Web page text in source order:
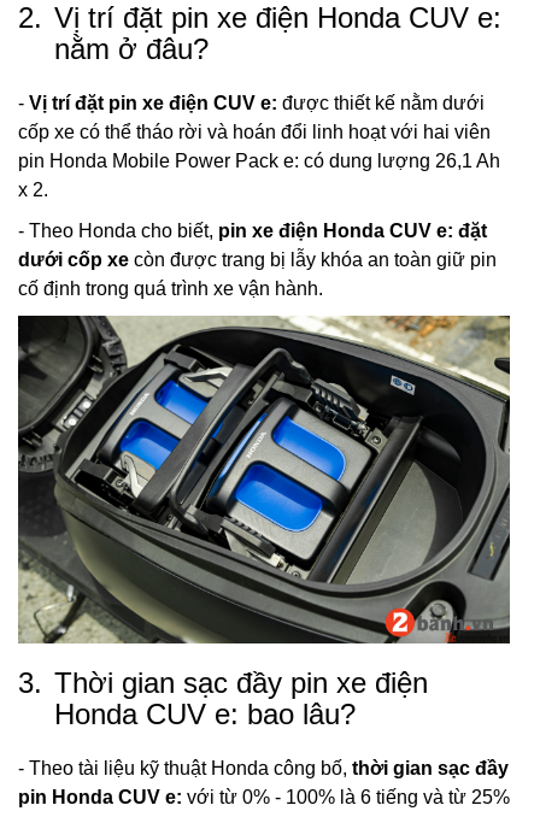
2. Vị trí đặt pin xe điện Honda CUV e:
nằm ở đâu?
- Vị trí đặt pin xe điện CUV e: được thiết kế nằm dưới
cốp xe có thể tháo rời và hoán đổi linh hoạt với hai viên
pin Honda Mobile Power Pack e: có dung lượng 26,1 Ah
x 2.
- Theo Honda cho biết, pin xe điện Honda CUV e: đặt
dưới cốp xe còn được trang bị lẫy khóa an toàn giữ pin
cố định trong quá trình xe vận hành.
3. Thời gian sạc đầy pin xe điện
Honda CUV e: bao lâu?
- Theo tài liệu kỹ thuật Honda công bố, thời gian sạc đầy
pin Honda CUV e: với từ 0% - 100% là 6 tiếng và từ 25%